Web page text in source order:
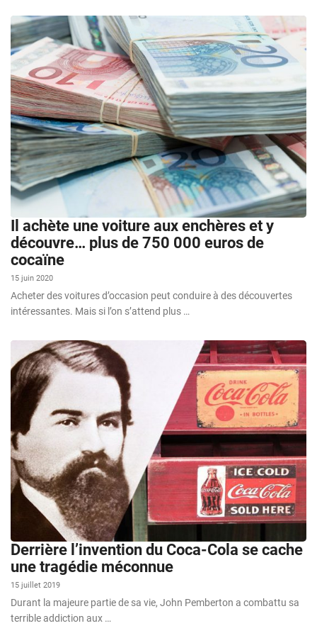
Il achète une voiture aux enchères et y
découvre… plus de 750 000 euros de
cocaïne
15 juin 2020
Acheter des voitures d’occasion peut conduire à des découvertes
intéressantes. Mais si l’on s’attend plus …
Derrière l’invention du Coca-Cola se cache
une tragédie méconnue
15 juillet 2019
Durant la majeure partie de sa vie, John Pemberton a combattu sa
terrible addiction aux …